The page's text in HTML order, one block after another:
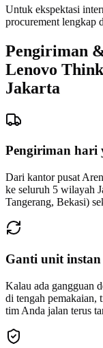
Untuk ekspektasi
procurement lengkap
Pengiriman
Lenovo
Jakarta
Pengiriman hari
Dari kantor pusat
ke seluruh 5 wilayah
Tangerang, Bekasi)
Ganti unit
Kalau ada gangguan
di tengah
tim Anda jalan terus